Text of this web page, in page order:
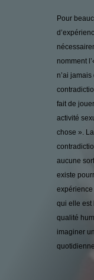
Pour
nomment
n’ai
fait de
activité
chose ».
aucune
existe
qui elle est
qualité
imaginer